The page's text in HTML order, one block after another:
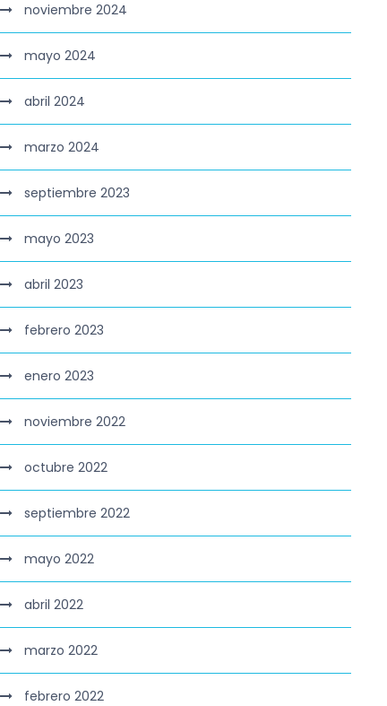
noviembre 2024
mayo 2024
abril 2024
marzo 2024
septiembre 2023
mayo 2023
abril 2023
febrero 2023
enero 2023
noviembre 2022
octubre 2022
septiembre 2022
mayo 2022
abril 2022
marzo 2022
febrero 2022